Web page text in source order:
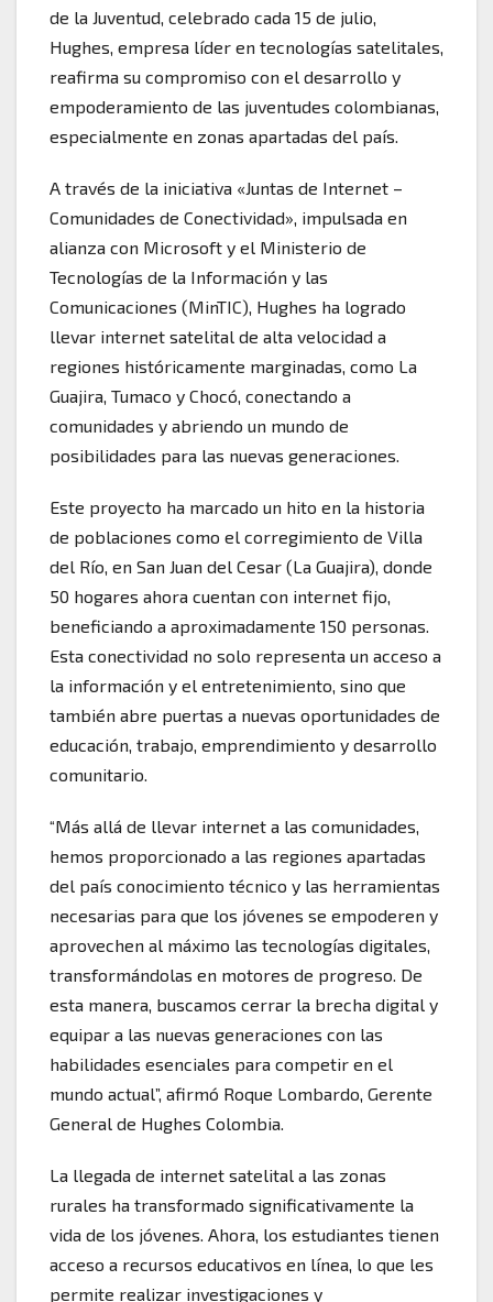
de la Juventud, celebrado cada 15 de julio,
Hughes, empresa líder en tecnologías satelitales,
reafirma su compromiso con el desarrollo y
empoderamiento de las juventudes colombianas,
especialmente en zonas apartadas del país.
A través de la iniciativa «Juntas de Internet –
Comunidades de Conectividad», impulsada en
alianza con Microsoft y el Ministerio de
Tecnologías de la Información y las
Comunicaciones (MinTIC), Hughes ha logrado
llevar internet satelital de alta velocidad a
regiones históricamente marginadas, como La
Guajira, Tumaco y Chocó, conectando a
comunidades y abriendo un mundo de
posibilidades para las nuevas generaciones.
Este proyecto ha marcado un hito en la historia
de poblaciones como el corregimiento de Villa
del Río, en San Juan del Cesar (La Guajira), donde
50 hogares ahora cuentan con internet fijo,
beneficiando a aproximadamente 150 personas.
Esta conectividad no solo representa un acceso a
la información y el entretenimiento, sino que
también abre puertas a nuevas oportunidades de
educación, trabajo, emprendimiento y desarrollo
comunitario.
“Más allá de llevar internet a las comunidades,
hemos proporcionado a las regiones apartadas
del país conocimiento técnico y las herramientas
necesarias para que los jóvenes se empoderen y
aprovechen al máximo las tecnologías digitales,
transformándolas en motores de progreso. De
esta manera, buscamos cerrar la brecha digital y
equipar a las nuevas generaciones con las
habilidades esenciales para competir en el
mundo actual”, afirmó Roque Lombardo, Gerente
General de Hughes Colombia.
La llegada de internet satelital a las zonas
rurales ha transformado significativamente la
vida de los jóvenes. Ahora, los estudiantes tienen
acceso a recursos educativos en línea, lo que les
permite realizar investigaciones y